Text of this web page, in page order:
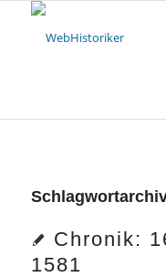
Chronik:
1581